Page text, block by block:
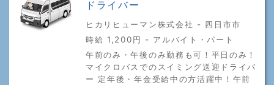
ドライバー
ヒカリヒューマン株式会社 - 四日市市
時給 1,200円 - アルバイト・パート
午前のみ・午後のみ勤務も可！平日のみ！
マイクロバスでのスイミング送迎ドライバ
ー 定年後・年金受給中の方活躍中！午前